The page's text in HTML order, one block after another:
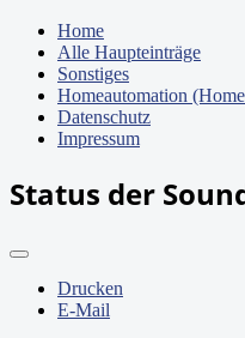
Home
Alle Haupteinträge
Sonstiges
Homeautomation
Datenschutz
Impressum
Status der
Drucken
E-Mail